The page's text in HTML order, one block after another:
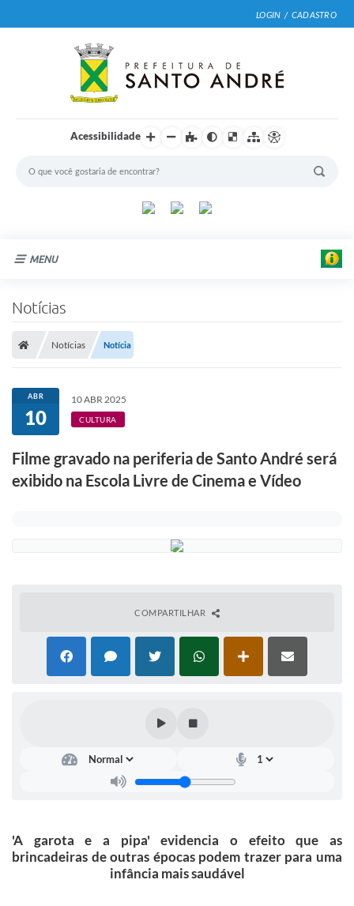
LOGIN / CADASTRO
Acessibilidade
MENU
Portal de Serviços
Transparência
Ônibus
Consultar Processos
Contas Públicas
Fale Conosco
FAQ - Perguntas Frequentes
Legislação
Lei de acesso à informação
Mobilidade Urbana Sustentável
Notícias
Notícias Notícia
ABR
10
10 ABR 2025
CULTURA
Filme gravado na periferia de Santo André será
exibido na Escola Livre de Cinema e Vídeo
COMPARTILHAR
'A garota e a pipa' evidencia o efeito que as
brincadeiras de outras épocas podem trazer para uma
infância mais saudável